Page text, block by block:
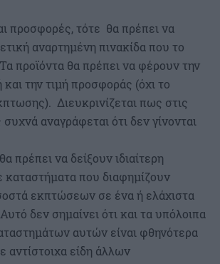
προσφορές, τότε θα πρέπει να
αναρτημένη πινακίδα που το
προϊόντα θα πρέπει να φέρουν την
και την τιμή προσφοράς (όχι το
Διευκρινίζεται πως στις
αναγράφεται ότι δεν γίνονται
πρέπει να δείξουν ιδιαίτερη
καταστήματα που διαφημίζουν
εκπτώσεων σε ένα ή ελάχιστα
δεν σημαίνει ότι και τα υπόλοιπα
αυτών είναι φθηνότερα
αντίστοιχα είδη άλλων